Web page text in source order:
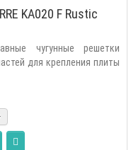
KA020 F Rustic
чугунные решетки
для крепления плиты